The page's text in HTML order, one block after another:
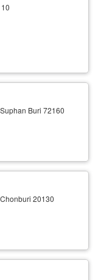
Buri 72160
20130